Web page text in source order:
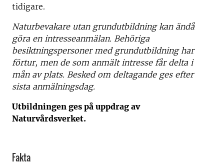
tidigare.
Naturbevakare utan grundutbildning kan ändå
göra en intresseanmälan. Behöriga
besiktningspersoner med grundutbildning har
förtur, men de som anmält intresse får delta i
mån av plats. Besked om deltagande ges efter
sista anmälningsdag.
Utbildningen ges på uppdrag av
Naturvårdsverket.
Fakta